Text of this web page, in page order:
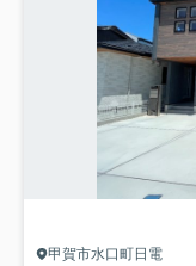
甲賀市水口町日電